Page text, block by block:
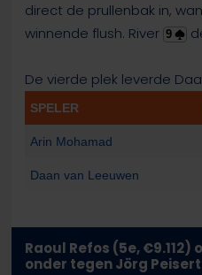
direct de prullenbak in,
winnende flush. River 9
De vierde plek leverde
SPELER
Arin Mohamad
Daan van Leeuwen
Raoul Refos (5e,
onder tegen Jörg Peisert